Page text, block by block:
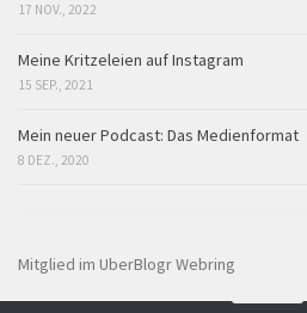
17 NOV., 2022
Meine Kritzeleien auf Instagram
15 SEP., 2021
Mein neuer Podcast: Das Medienformat
8 DEZ., 2020
Mitglied im UberBlogr Webring